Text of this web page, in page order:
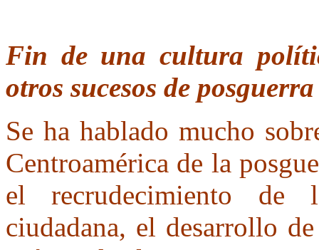
Fin de una cultura
otros sucesos de posguerra
Se ha hablado mucho
Centroamérica de la
el recrudecimiento de
ciudadana, el desarrollo